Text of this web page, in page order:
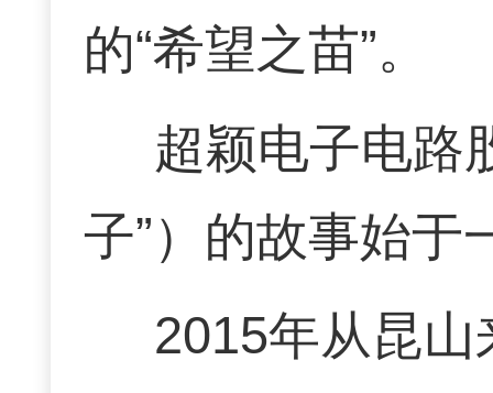
的“希望之苗”。
超颖电子电路
子”）的故事始于
2015年从昆